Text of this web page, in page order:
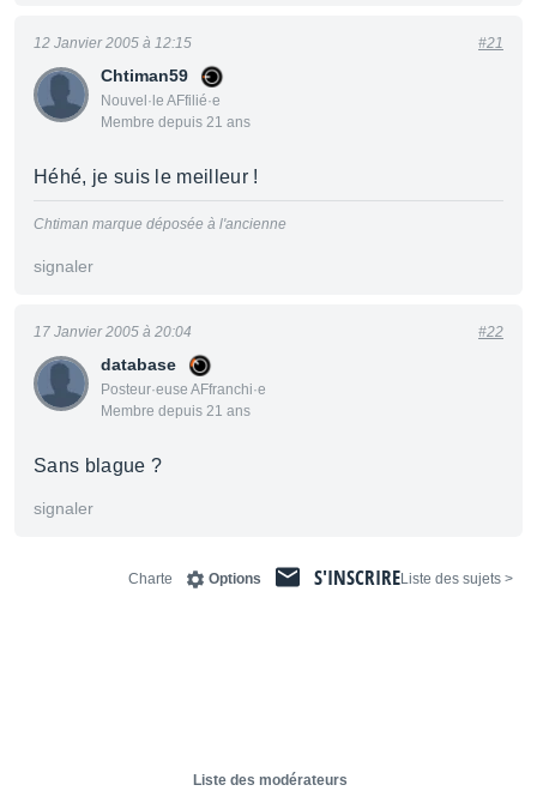
Chtiman59
Nouvel·le AFfilié·e
Membre depuis 21 ans
12 Janvier 2005 à 12:15 #21
Héhé, je suis le meilleur !
Chtiman marque déposée à l'ancienne
signaler
database
Posteur·euse AFfranchi·e
Membre depuis 21 ans
17 Janvier 2005 à 20:04 #22
Sans blague ?
signaler
< Liste des sujets
S'INSCRIRE
Options
Charte
Liste des modérateurs